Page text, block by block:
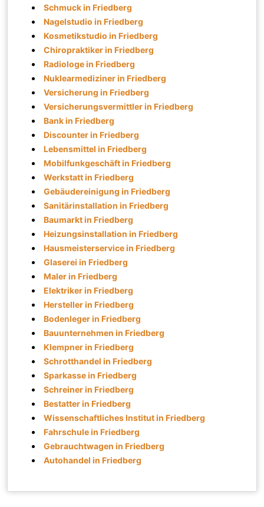
Schmuck in Friedberg
Nagelstudio in Friedberg
Kosmetikstudio in Friedberg
Chiropraktiker in Friedberg
Radiologe in Friedberg
Nuklearmediziner in Friedberg
Versicherung in Friedberg
Versicherungsvermittler in Friedberg
Bank in Friedberg
Discounter in Friedberg
Lebensmittel in Friedberg
Mobilfunkgeschäft in Friedberg
Werkstatt in Friedberg
Gebäudereinigung in Friedberg
Sanitärinstallation in Friedberg
Baumarkt in Friedberg
Heizungsinstallation in Friedberg
Hausmeisterservice in Friedberg
Glaserei in Friedberg
Maler in Friedberg
Elektriker in Friedberg
Hersteller in Friedberg
Bodenleger in Friedberg
Bauunternehmen in Friedberg
Klempner in Friedberg
Schrotthandel in Friedberg
Sparkasse in Friedberg
Schreiner in Friedberg
Bestatter in Friedberg
Wissenschaftliches Institut in Friedberg
Fahrschule in Friedberg
Gebrauchtwagen in Friedberg
Autohandel in Friedberg